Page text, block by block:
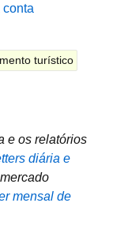
conta
turístico
e os relatórios
diária e
mensal de